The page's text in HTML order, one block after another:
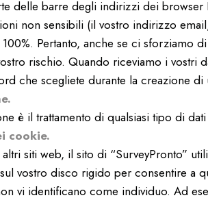
delle barre degli indirizzi dei browser
non sensibili (il vostro indirizzo
Pertanto, anche se ci sforziamo
rischio. Quando riceviamo i vostri
che scegliete durante la creazione
è il trattamento di qualsiasi tipo di
cookie.
siti web, il sito di “SurveyPronto”
vostro disco rigido per consentire a
vi identificano come individuo. Ad